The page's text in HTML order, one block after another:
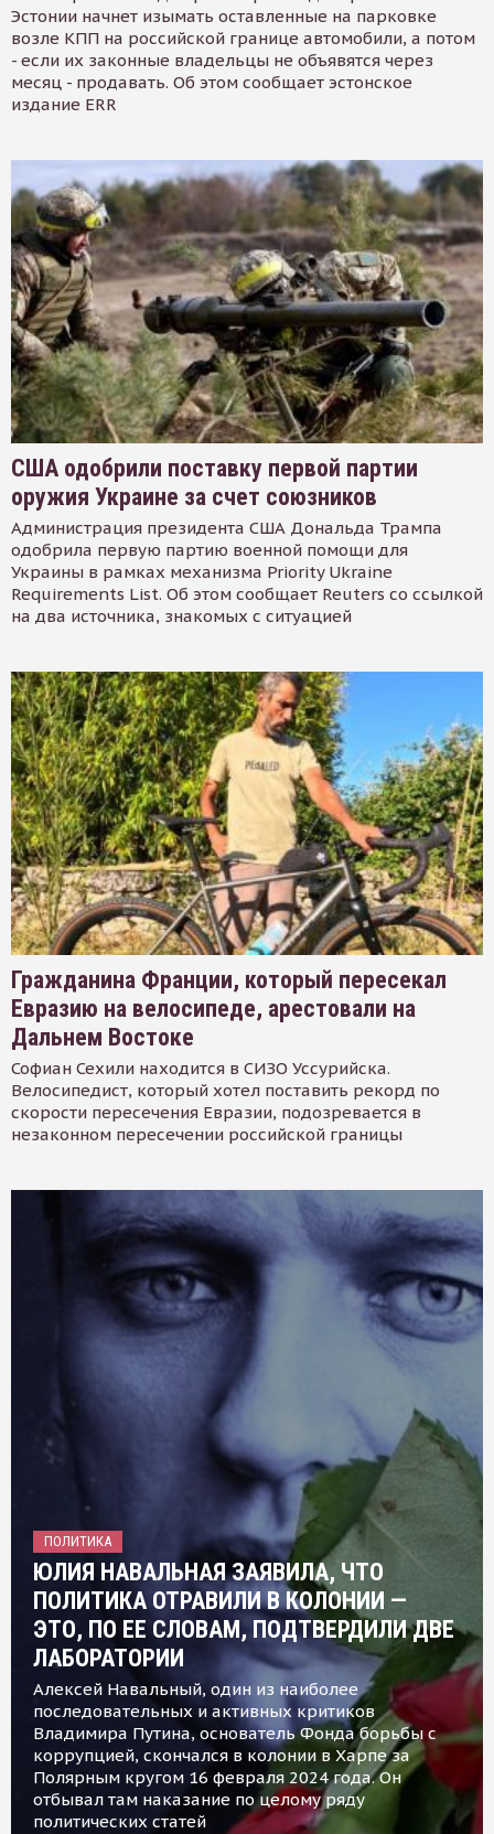
Эстонии начнет изымать оставленные на парковке
возле КПП на российской границе автомобили, а потом
- если их законные владельцы не объявятся через
месяц - продавать. Об этом сообщает эстонское
издание ERR
США одобрили поставку первой партии
оружия Украине за счет союзников
Администрация президента США Дональда Трампа
одобрила первую партию военной помощи для
Украины в рамках механизма Priority Ukraine
Requirements List. Об этом сообщает Reuters со ссылкой
на два источника, знакомых с ситуацией
Гражданина Франции, который пересекал
Евразию на велосипеде, арестовали на
Дальнем Востоке
Софиан Сехили находится в СИЗО Уссурийска.
Велосипедист, который хотел поставить рекорд по
скорости пересечения Евразии, подозревается в
незаконном пересечении российской границы
ПОЛИТИКА
ЮЛИЯ НАВАЛЬНАЯ ЗАЯВИЛА, ЧТО
ПОЛИТИКА ОТРАВИЛИ В КОЛОНИИ —
ЭТО, ПО ЕЕ СЛОВАМ, ПОДТВЕРДИЛИ ДВЕ
ЛАБОРАТОРИИ
Алексей Навальный, один из наиболее
последовательных и активных критиков
Владимира Путина, основатель Фонда борьбы с
коррупцией, скончался в колонии в Харпе за
Полярным кругом 16 февраля 2024 года. Он
отбывал там наказание по целому ряду
политических статей